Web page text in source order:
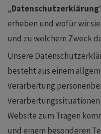
„Datenschutzerklärung
erheben und wofür wir
und zu welchem Zweck
Unsere
besteht aus einem
Verarbeitung
Website zum Tragen
und einem besonderen